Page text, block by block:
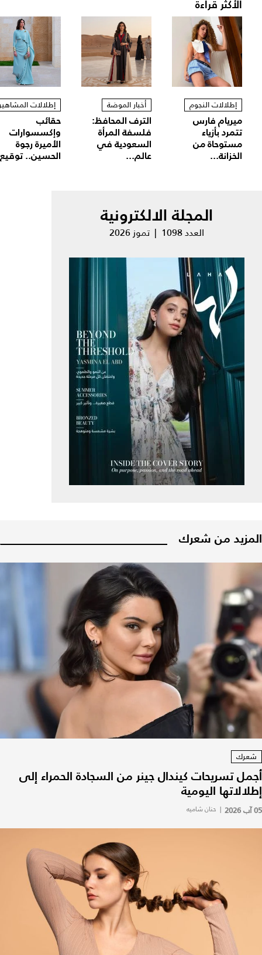
الأكثر قراءة
إطلالات النجوم
ميريام فارس
تتمرد بأزياء
مستوحاة من
الخزانة...
أخبار الموضة
الترف المحافظ:
فلسفة المرأة
السعودية في
عالم...
إطلالات
حقائب
وإكسسوارات
الأميرة رجوة
الحسين..
المجلة الالكترونية
العدد 1098 | تموز 2026
المزيد من شعرك
شعرك
أجمل تسريحات كيندال جينر من السجادة الحمراء إلى
إطلالاتها اليومية
05 آب 2026 | حنان شاميه